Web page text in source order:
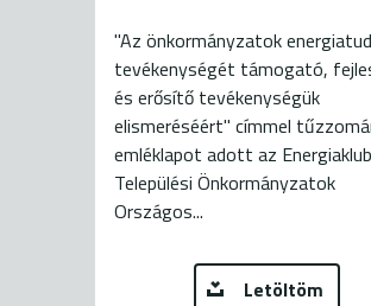
"Az önkormányzatok
tevékenységét támogató,
és erősítő tevékenységük
elismeréséért" címmel
emléklapot adott az
Települési Önkormányzatok
Országos...
Letöltöm